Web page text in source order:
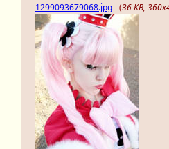
1299093679068.jpg- (36 KB,